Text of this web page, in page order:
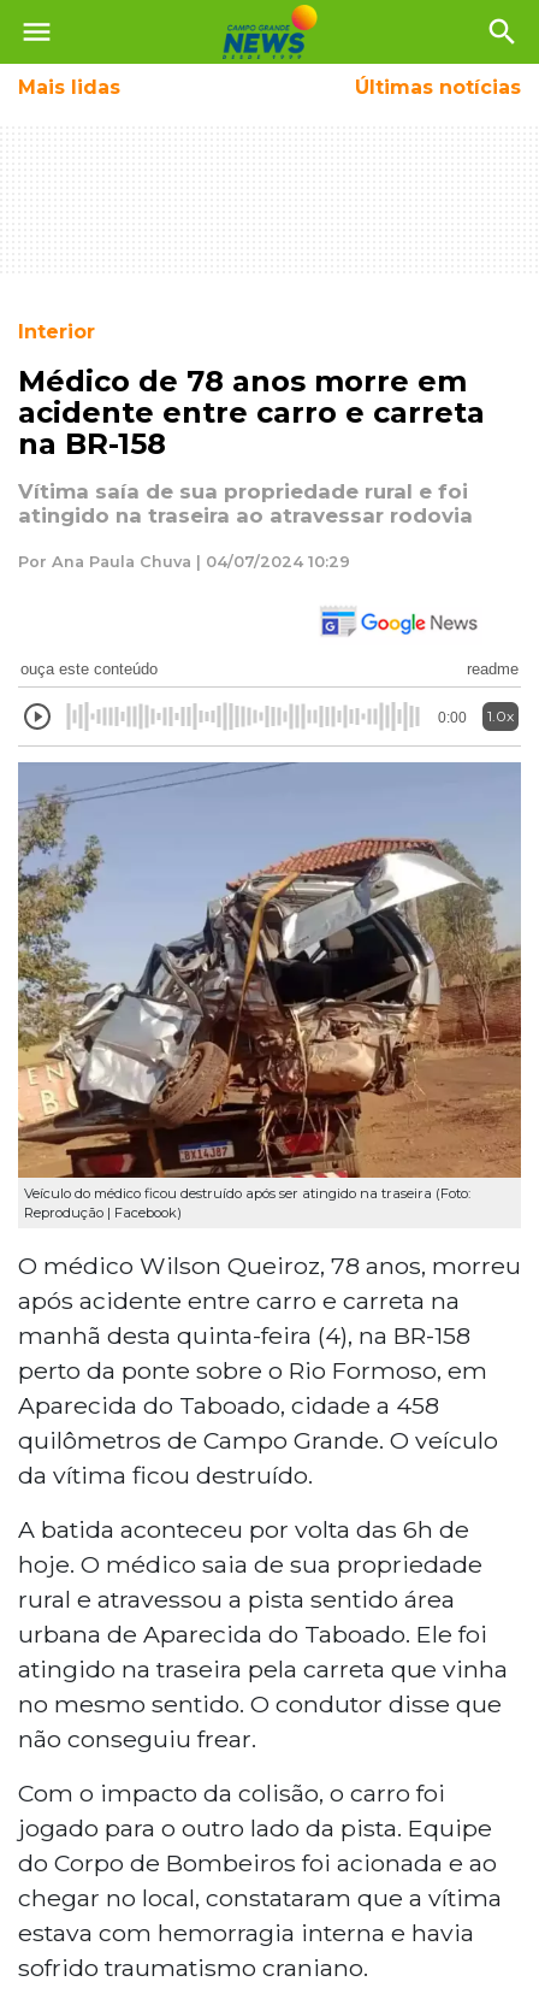
menu search
Mais lidas Últimas notícias
Interior
Médico de 78 anos morre em
acidente entre carro e carreta
na BR-158
Vítima saía de sua propriedade rural e foi
atingido na traseira ao atravessar rodovia
Por Ana Paula Chuva | 04/07/2024 10:29
ouça este conteúdo readme
0:00 1.0x
Veículo do médico ficou destruído após ser atingido na traseira (Foto:
Reprodução | Facebook)
O médico Wilson Queiroz, 78 anos, morreu
após acidente entre carro e carreta na
manhã desta quinta-feira (4), na BR-158
perto da ponte sobre o Rio Formoso, em
Aparecida do Taboado, cidade a 458
quilômetros de Campo Grande. O veículo
da vítima ficou destruído.
A batida aconteceu por volta das 6h de
hoje. O médico saia de sua propriedade
rural e atravessou a pista sentido área
urbana de Aparecida do Taboado. Ele foi
atingido na traseira pela carreta que vinha
no mesmo sentido. O condutor disse que
não conseguiu frear.
Com o impacto da colisão, o carro foi
jogado para o outro lado da pista. Equipe
do Corpo de Bombeiros foi acionada e ao
chegar no local, constataram que a vítima
estava com hemorragia interna e havia
sofrido traumatismo craniano.